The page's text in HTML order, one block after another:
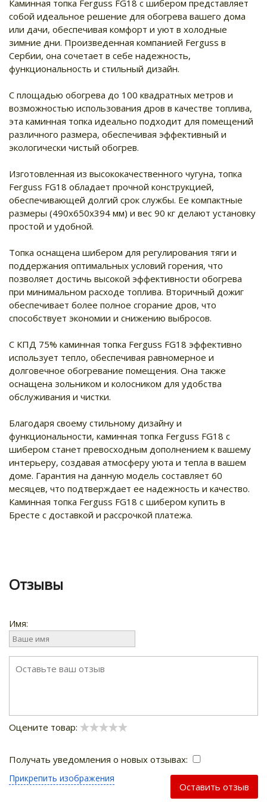
Каминная топка Ferguss FG18 с шибером представляет
собой идеальное решение для обогрева вашего дома
или дачи, обеспечивая комфорт и уют в холодные
зимние дни. Произведенная компанией Ferguss в
Сербии, она сочетает в себе надежность,
функциональность и стильный дизайн.
С площадью обогрева до 100 квадратных метров и
возможностью использования дров в качестве топлива,
эта каминная топка идеально подходит для помещений
различного размера, обеспечивая эффективный и
экологически чистый обогрев.
Изготовленная из высококачественного чугуна, топка
Ferguss FG18 обладает прочной конструкцией,
обеспечивающей долгий срок службы. Ее компактные
размеры (490х650х394 мм) и вес 90 кг делают установку
простой и удобной.
Топка оснащена шибером для регулирования тяги и
поддержания оптимальных условий горения, что
позволяет достичь высокой эффективности обогрева
при минимальном расходе топлива. Вторичный дожиг
обеспечивает более полное сгорание дров, что
способствует экономии и снижению выбросов.
С КПД 75% каминная топка Ferguss FG18 эффективно
использует тепло, обеспечивая равномерное и
долговечное обогревание помещения. Она также
оснащена зольником и колосником для удобства
обслуживания и чистки.
Благодаря своему стильному дизайну и
функциональности, каминная топка Ferguss FG18 с
шибером станет превосходным дополнением к вашему
интерьеру, создавая атмосферу уюта и тепла в вашем
доме. Гарантия на данную модель составляет 60
месяцев, что подтверждает ее надежность и качество.
Каминная топка Ferguss FG18 с шибером купить в
Бресте с доставкой и рассрочкой платежа.
Отзывы
Имя:
Оцените товар:
Получать уведомления о новых отзывах:
Прикрепить изображения
Оставить отзыв